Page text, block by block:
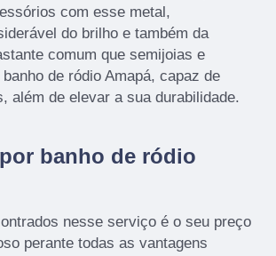
com esse metal,
do brilho e também da
comum que semijoias e
de ródio Amapá, capaz de
além de elevar a sua durabilidade.
banho de ródio
nesse serviço é o seu preço
perante todas as vantagens